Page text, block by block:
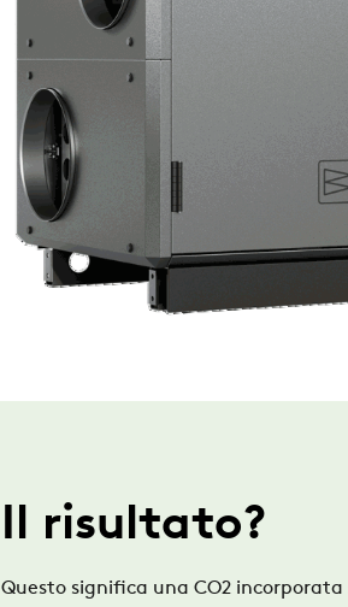
Il risultato?
Questo significa una CO2 incorporata